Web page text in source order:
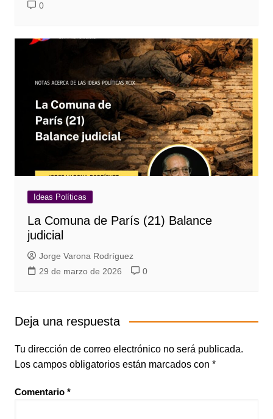
0
Ideas Políticas
La Comuna de París (21) Balance
judicial
Jorge Varona Rodríguez
29 de marzo de 2026
0
Deja una respuesta
Tu dirección de correo electrónico no será publicada.
Los campos obligatorios están marcados con *
Comentario *